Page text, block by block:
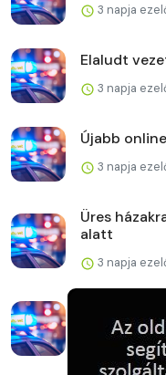
3 napja
Elaludt
3 napja
Újabb
3 napja
Üres
alatt
3 napja
Vigyázat!
3 napja